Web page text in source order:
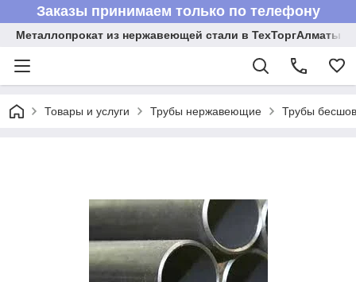
Заказы принимаем только по телефону
Металлопрокат из нержавеющей стали в ТехТоргАлматы
Товары и услуги Трубы нержавеющие Трубы